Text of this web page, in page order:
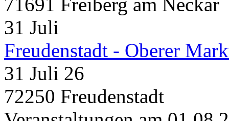
31 Juli
Freudenstadt - Oberer
31 Juli 26
72250 Freudenstadt